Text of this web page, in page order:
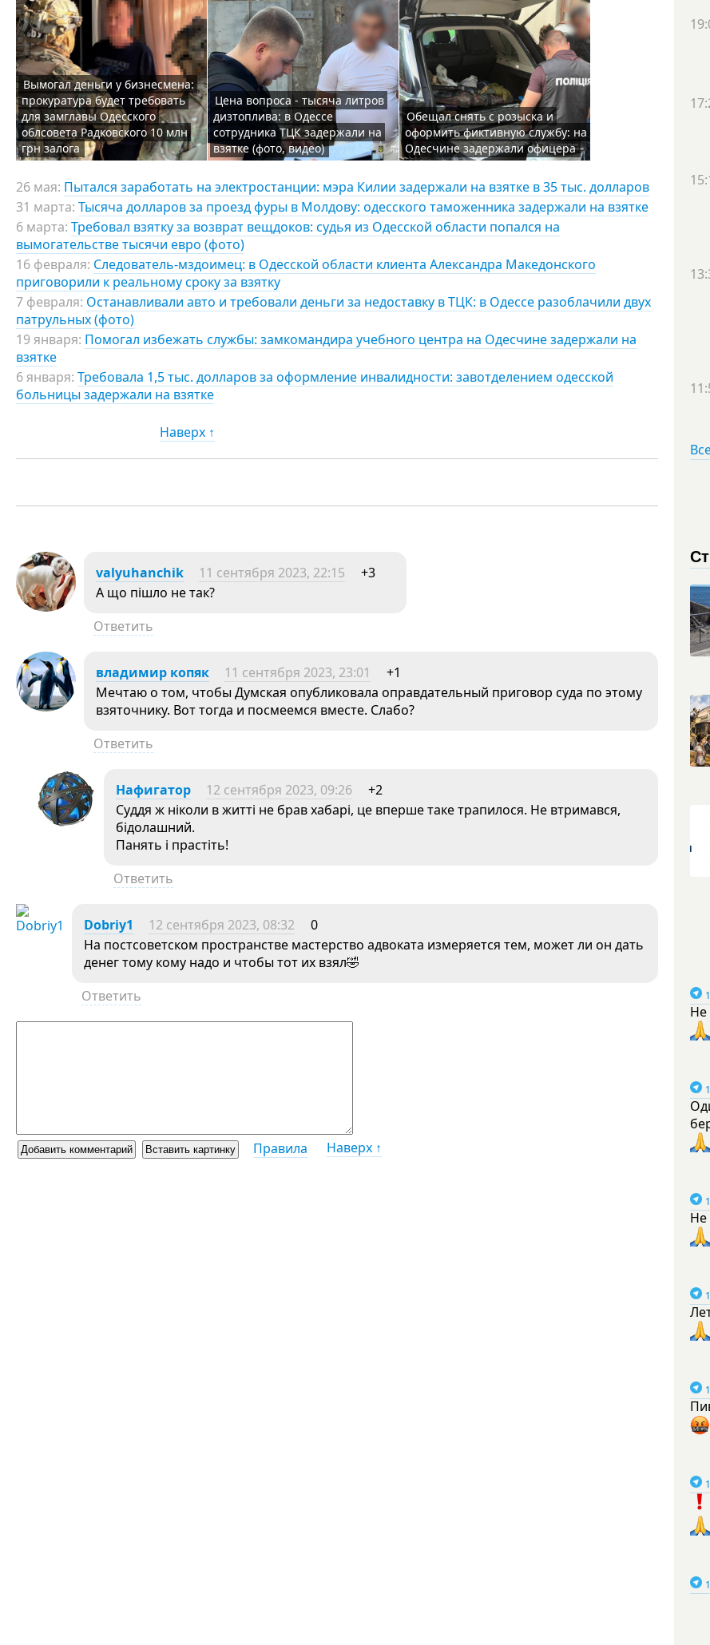
Вымогал деньги у бизнесмена:
прокуратура будет требовать
для замглавы Одесского
облсовета Радковского 10 млн
грн залога
Цена вопроса - тысяча литров
дизтоплива: в Одессе
сотрудника ТЦК задержали на
взятке (фото, видео)
Обещал снять с розыска и
оформить фиктивную службу: на
Одесчине задержали офицера
26 мая: Пытался заработать на электростанции: мэра Килии задержали на взятке в 35 тыс. долларов
31 марта: Тысяча долларов за проезд фуры в Молдову: одесского таможенника задержали на взятке
6 марта: Требовал взятку за возврат вещдоков: судья из Одесской области попался на
вымогательстве тысячи евро (фото)
16 февраля: Следователь-мздоимец: в Одесской области клиента Александра Македонского
приговорили к реальному сроку за взятку
7 февраля: Останавливали авто и требовали деньги за недоставку в ТЦК: в Одессе разоблачили двух
патрульных (фото)
19 января: Помогал избежать службы: замкомандира учебного центра на Одесчине задержали на
взятке
6 января: Требовала 1,5 тыс. долларов за оформление инвалидности: завотделением одесской
больницы задержали на взятке
Наверх ↑
valyuhanchik 11 сентября 2023, 22:15
+3
А що пiшло не так?
Ответить
владимир копяк 11 сентября 2023, 23:01
+1
Мечтаю о том, чтобы Думская опубликовала оправдательный приговор суда по этому
взяточнику. Вот тогда и посмеемся вместе. Слабо?
Ответить
Нафигатор 12 сентября 2023, 09:26
+2
Суддя ж ніколи в житті не брав хабарі, це вперше таке трапилося. Не втримався,
бідолашний.
Панять і прастіть!
Ответить
Dobriy1 12 сентября 2023, 08:32
0
На постсоветском пространстве мастерство адвоката измеряется тем, может ли он дать
денег тому кому надо и чтобы тот их взял🤣
Ответить
Правила Наверх ↑
Не
Не